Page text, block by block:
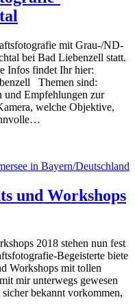
mit Grau-/ND-
bei Bad Liebenzell statt.
Infos findet Ihr hier:
Themen sind:
und Empfehlungen zur
welche Objektive,
und Workshops
2018 stehen nun fest
Begeisterte biete
Workshops mit tollen
mir unterwegs gewesen
bekannt vorkommen,